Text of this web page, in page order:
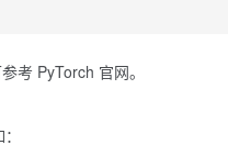
考 PyTorch 官网。